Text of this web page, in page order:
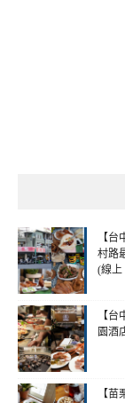
【
村路
(線上
【
園酒
【